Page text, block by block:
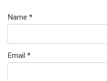
Name *
Email *